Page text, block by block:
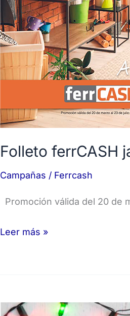
Folleto ferrCASH
Campañas / Ferrcash
Promoción válida del 20 de
Leer más »
Folleto